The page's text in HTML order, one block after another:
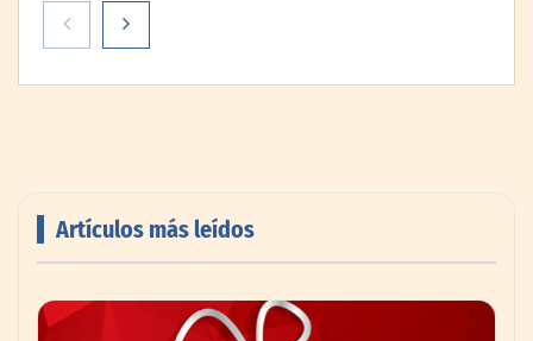
pisos deportivos para gimnasios en México
Artículos más leídos